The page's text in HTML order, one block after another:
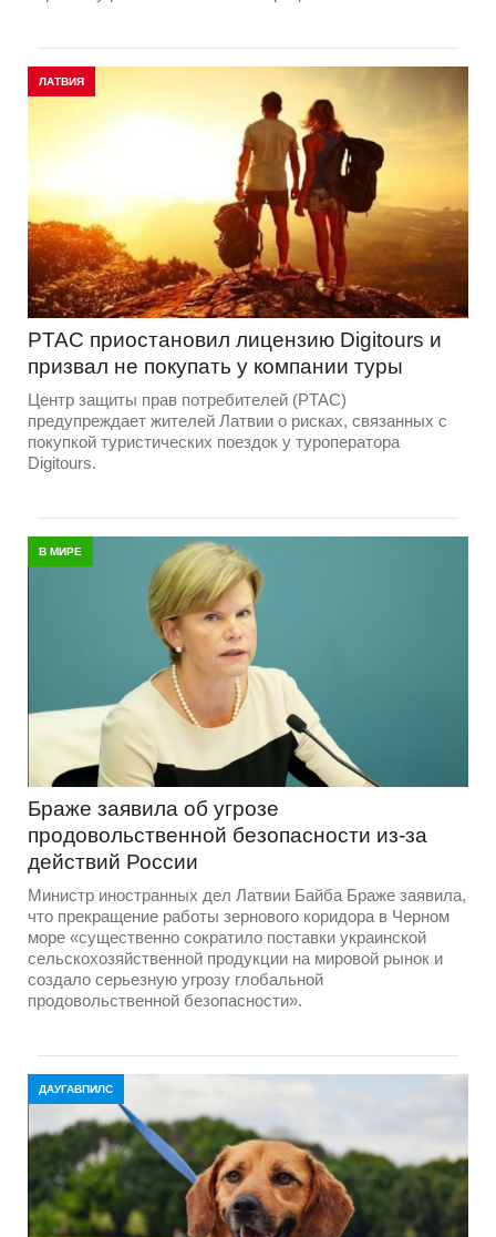
ЛАТВИЯ
PTAC приостановил лицензию Digitours и
призвал не покупать у компании туры
Центр защиты прав потребителей (PTAC)
предупреждает жителей Латвии о рисках, связанных с
покупкой туристических поездок у туроператора
Digitours.
В МИРЕ
Браже заявила об угрозе
продовольственной безопасности из-за
действий России
Министр иностранных дел Латвии Байба Браже заявила,
что прекращение работы зернового коридора в Черном
море «существенно сократило поставки украинской
сельскохозяйственной продукции на мировой рынок и
создало серьезную угрозу глобальной
продовольственной безопасности».
ДАУГАВПИЛС